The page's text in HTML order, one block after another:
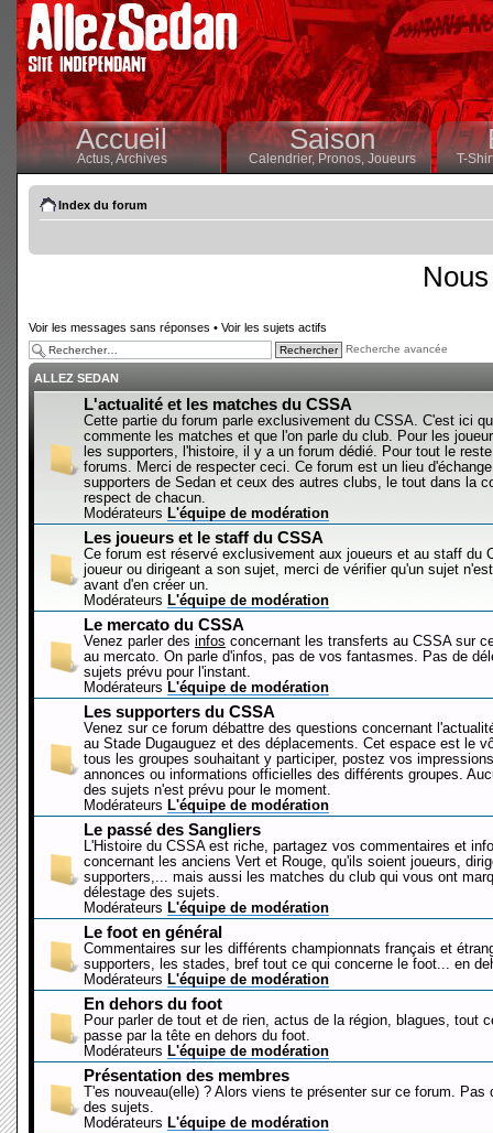
Accueil
Actus,Archives
Saison
Calendrier,Pronos, Joueurs T-
Index du forum
Voir les messages sans réponses • Voir les sujets actifs
Recherche avancée
ALLEZ SEDAN
L'actualité et les matches du CSSA
Cette partie du forum parle exclusivement du CSSA. C'est ici
commente les matches et que l'on parle du club. Pour les
les supporters, l'histoire, il y a un forum dédié. Pour tout le
forums. Merci de respecter ceci. Ce forum est un lieu
supporters de Sedan et ceux des autres clubs, le tout dans la
respect de chacun.
Modérateurs L'équipe de modération
Les joueurs et le staff du CSSA
Ce forum est réservé exclusivement aux joueurs et au staff du
joueur ou dirigeant a son sujet, merci de vérifier qu'un sujet
avant d'en créer un.
Modérateurs L'équipe de modération
Le mercato du CSSA
Venez parler des infos concernant les transferts au CSSA sur
au mercato. On parle d'infos, pas de vos fantasmes. Pas de
sujets prévu pour l'instant.
Modérateurs L'équipe de modération
Les supporters du CSSA
Venez sur ce forum débattre des questions concernant
au Stade Dugauguez et des déplacements. Cet espace est le
tous les groupes souhaitant y participer, postez vos
annonces ou informations officielles des différents groupes.
des sujets n'est prévu pour le moment.
Modérateurs L'équipe de modération
Le passé des Sangliers
L'Histoire du CSSA est riche, partagez vos commentaires et
concernant les anciens Vert et Rouge, qu'ils soient joueurs,
supporters,... mais aussi les matches du club qui vous ont
délestage des sujets.
Modérateurs L'équipe de modération
Le foot en général
Commentaires sur les différents championnats français et
supporters, les stades, bref tout ce qui concerne le foot... en
Modérateurs L'équipe de modération
En dehors du foot
Pour parler de tout et de rien, actus de la région, blagues, tout
passe par la tête en dehors du foot.
Modérateurs L'équipe de modération
Présentation des membres
T'es nouveau(elle) ? Alors viens te présenter sur ce forum. Pas
des sujets.
Modérateurs L'équipe de modération